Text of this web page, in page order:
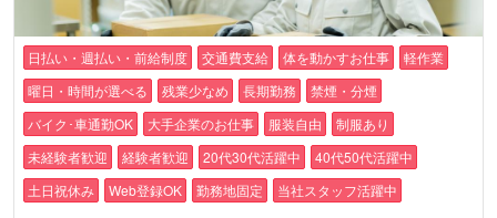
日払い・週払い・前給制度 交通費支給 体を動かすお仕事
軽作業
曜日・時間が選べる
残業少なめ 長期勤務
禁煙・分煙
バイク･車通勤OK
大手企業のお仕事 服装自由
制服あり
未経験者歓迎
経験者歓迎 20代30代活躍中
40代50代活躍中
土日祝休み
Web登録OK 勤務地固定 当社スタッフ活躍中